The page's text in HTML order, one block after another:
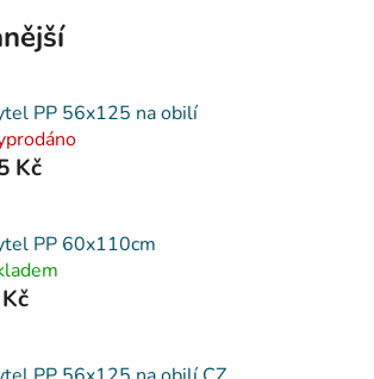
PP 56x125 na obilí
Kč
PP 60x110cm